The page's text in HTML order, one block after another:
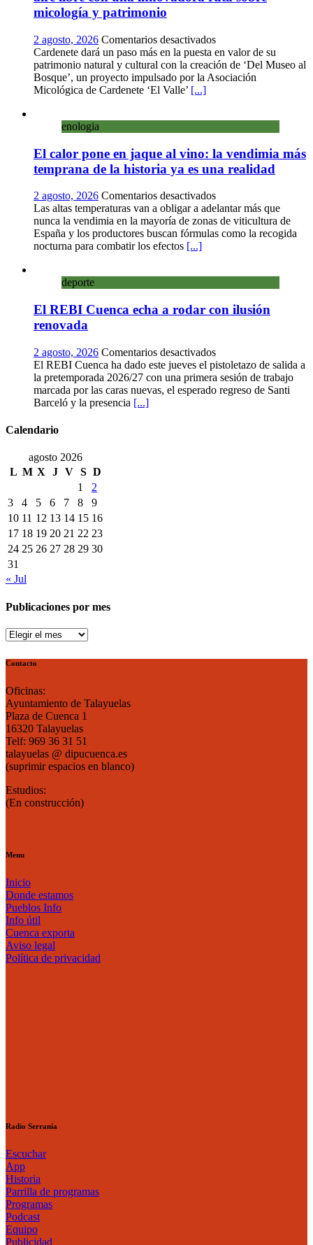
micología y patrimonio
2 agosto, 2026 Comentarios desactivadosen
Cardenete
convierte
sus
aire
libre
con
innovadora
ruta
sobre
micología
Cardenete dará un paso más en la puesta en valor de su
patrimonio natural y cultural con la creación de ‘Del Museo al
Bosque’, un proyecto impulsado por la Asociación
Micológica de Cardenete ‘El Valle’ [...]
enologia
El calor pone en jaque al vino: la vendimia más
temprana de la historia ya es una realidad
2 agosto, 2026 Comentarios desactivadosen
El
calor
pone
vendimia
la
historia
ya
es
Las altas temperaturas van a obligar a adelantar más que
nunca la vendimia en la mayoría de zonas de viticultura de
España y los productores buscan fórmulas como la recogida
nocturna para combatir los efectos [...]
deporte
El REBI Cuenca echa a rodar con ilusión
renovada
2 agosto, 2026 Comentarios desactivadosen
El
REBI
Cuenca
El REBI Cuenca ha dado este jueves el pistoletazo de salida a
la pretemporada 2026/27 con una primera sesión de trabajo
marcada por las caras nuevas, el esperado regreso de Santi
Barceló y la presencia [...]
Calendario
agosto 2026
L M X J V S D
1
2
3
4 5 6 7 8
9
10 11 12 13 14 15 16
17 18 19 20 21 22 23
24 25 26 27 28 29 30
31
« Jul
Publicaciones por mes
Publicaciones
mes
Contacto
Oficinas:
Ayuntamiento de Talayuelas
Plaza de Cuenca 1
16320 Talayuelas
Telf: 969 36 31 51
talayuelas @ dipucuenca.es
(suprimir espacios en blanco)
Estudios:
(En construcción)
Menu
Inicio
Donde estamos
Pueblos Info
Info útil
Cuenca exporta
Aviso legal
Política de privacidad
Radio Serranía
Escuchar
App
Historia
Parrilla de programas
Programas
Podcast
Equipo
Publicidad